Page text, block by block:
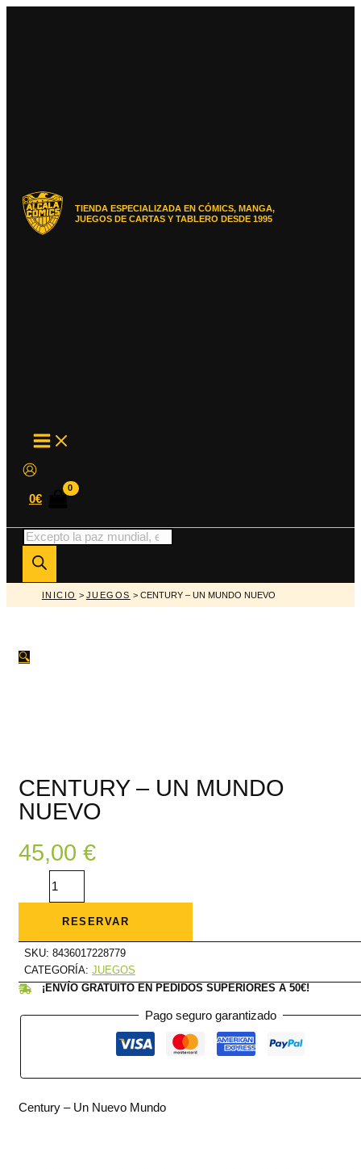
TIENDA ESPECIALIZADA EN CÓMICS, MANGA,
JUEGOS DE CARTAS Y TABLERO DESDE 1995
MAIN
MENU
0€
Búsqueda
de
productos
INICIO > JUEGOS > CENTURY – UN MUNDO NUEVO
🔍
CENTURY – UN MUNDO
NUEVO
45,00 €
CENTURY
RESERVAR
SKU: 8436017228779
CATEGORÍA: JUEGOS
¡ENVÍO GRATUITO EN PEDIDOS SUPERIORES A 50€!
Pago seguro garantizado
Century – Un Nuevo Mundo